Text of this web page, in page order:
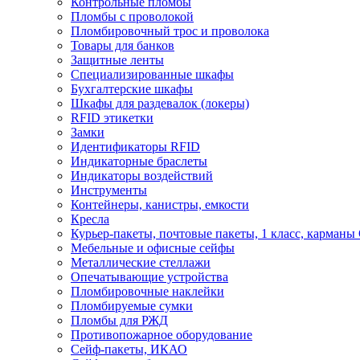
Пломбы с проволокой
Пломбировочный трос и проволока
Товары для банков
Защитные ленты
Cпециализированные шкафы
Бухгалтерские шкафы
Шкафы для раздевалок (локеры)
RFID этикетки
Замки
Идентификаторы RFID
Индикаторные браслеты
Индикаторы воздействий
Инструменты
Контейнеры, канистры, емкости
Кресла
Курьер-пакеты, почтовые пакеты, 1 класс,
Мебельные и офисные сейфы
Металлические стеллажи
Опечатывающие устройства
Пломбировочные наклейки
Пломбируемые сумки
Пломбы для РЖД
Противопожарное оборудование
Сейф-пакеты, ИКАО